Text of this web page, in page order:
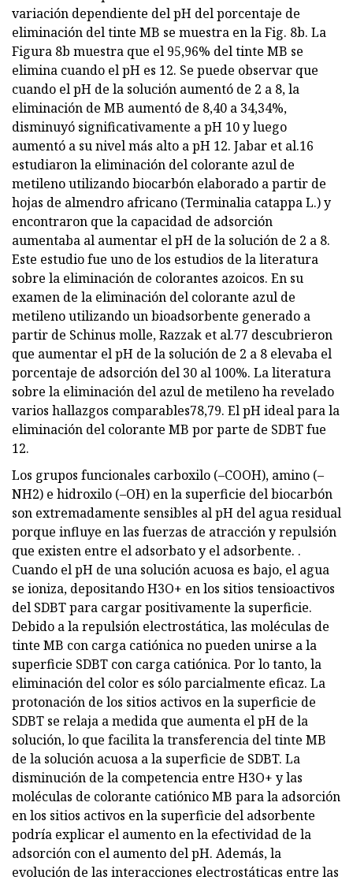
variación dependiente del pH del porcentaje de
eliminación del tinte MB se muestra en la Fig. 8b. La
Figura 8b muestra que el 95,96% del tinte MB se
elimina cuando el pH es 12. Se puede observar que
cuando el pH de la solución aumentó de 2 a 8, la
eliminación de MB aumentó de 8,40 a 34,34%,
disminuyó significativamente a pH 10 y luego
aumentó a su nivel más alto a pH 12. Jabar et al.16
estudiaron la eliminación del colorante azul de
metileno utilizando biocarbón elaborado a partir de
hojas de almendro africano (Terminalia catappa L.) y
encontraron que la capacidad de adsorción
aumentaba al aumentar el pH de la solución de 2 a 8.
Este estudio fue uno de los estudios de la literatura
sobre la eliminación de colorantes azoicos. En su
examen de la eliminación del colorante azul de
metileno utilizando un bioadsorbente generado a
partir de Schinus molle, Razzak et al.77 descubrieron
que aumentar el pH de la solución de 2 a 8 elevaba el
porcentaje de adsorción del 30 al 100%. La literatura
sobre la eliminación del azul de metileno ha revelado
varios hallazgos comparables78,79. El pH ideal para la
eliminación del colorante MB por parte de SDBT fue
12.
Los grupos funcionales carboxilo (–COOH), amino (–
NH2) e hidroxilo (–OH) en la superficie del biocarbón
son extremadamente sensibles al pH del agua residual
porque influye en las fuerzas de atracción y repulsión
que existen entre el adsorbato y el adsorbente. .
Cuando el pH de una solución acuosa es bajo, el agua
se ioniza, depositando H3O+ en los sitios tensioactivos
del SDBT para cargar positivamente la superficie.
Debido a la repulsión electrostática, las moléculas de
tinte MB con carga catiónica no pueden unirse a la
superficie SDBT con carga catiónica. Por lo tanto, la
eliminación del color es sólo parcialmente eficaz. La
protonación de los sitios activos en la superficie de
SDBT se relaja a medida que aumenta el pH de la
solución, lo que facilita la transferencia del tinte MB
de la solución acuosa a la superficie de SDBT. La
disminución de la competencia entre H3O+ y las
moléculas de colorante catiónico MB para la adsorción
en los sitios activos en la superficie del adsorbente
podría explicar el aumento en la efectividad de la
adsorción con el aumento del pH. Además, la
evolución de las interacciones electrostáticas entre las